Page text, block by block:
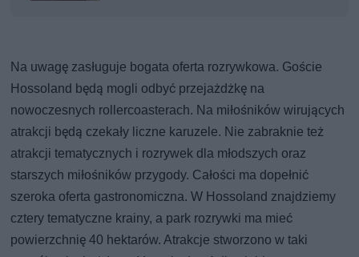
Na uwagę zasługuje bogata oferta rozrywkowa. Goście
Hossoland będą mogli odbyć przejażdżkę na
nowoczesnych rollercoasterach. Na miłośników wirujących
atrakcji będą czekały liczne karuzele. Nie zabraknie też
atrakcji tematycznych i rozrywek dla młodszych oraz
starszych miłośników przygody. Całości ma dopełnić
szeroka oferta gastronomiczna. W Hossoland znajdziemy
cztery tematyczne krainy, a park rozrywki ma mieć
powierzchnię 40 hektarów. Atrakcje stworzono w taki